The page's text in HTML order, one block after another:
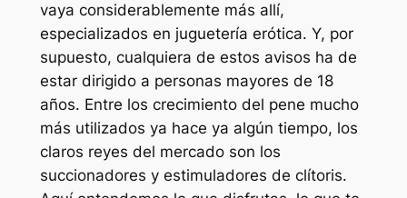
vaya considerablemente más allí,
especializados en juguetería erótica. Y, por
supuesto, cualquiera de estos avisos ha de
estar dirigido a personas mayores de 18
años. Entre los crecimiento del pene mucho
más utilizados ya hace ya algún tiempo, los
claros reyes del mercado son los
succionadores y estimuladores de clítoris.